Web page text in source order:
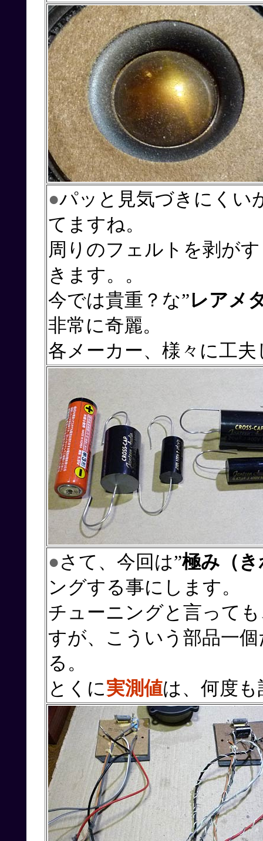
●パッと見気づきにくい
てますね。
周りのフェルトを剥が
きます。。
今では貴重？な”レアメ
非常に奇麗。
各メーカー、様々に工
●さて、今回は”極み（
ングする事にします。
チューニングと言って
すが、こういう部品一
る。
とくに実測値は、何度